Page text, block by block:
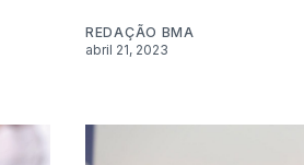
REDAÇÃO BMA
abril 21, 2023